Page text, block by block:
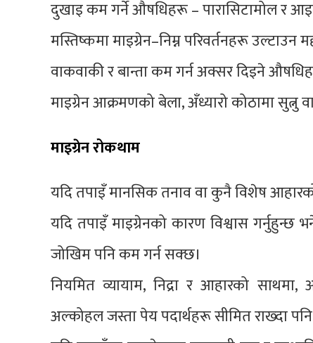
दुखाइ कम गर्ने औषधिहरू – पारासिटामोल र
मस्तिष्कमा माइग्रेन–निम्न परिवर्तनहरू
वाकवाकी र बान्ता कम गर्न अक्सर दिइने
माइग्रेन आक्रमणको बेला, अँध्यारो कोठामा सुत्नु
माइग्रेन रोकथाम
यदि तपाइँ मानसिक तनाव वा कुनै विशेष
यदि तपाइँ माइग्रेनको कारण विश्वास गर्नुहुन्छ
जोखिम पनि कम गर्न सक्छ।
नियमित व्यायाम, निद्रा र आहारको
अल्कोहल जस्ता पेय पदार्थहरू सीमित राख्दा